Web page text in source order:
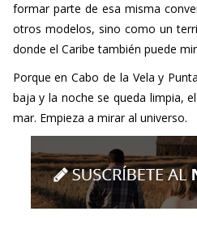
formar parte de esa misma
otros modelos, sino como un
donde el Caribe también puede
Porque en Cabo de la Vela y
baja y la noche se queda limpia,
mar. Empieza a mirar al universo.